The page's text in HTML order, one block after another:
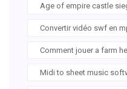
Age of empire castle
Convertir vidéo swf en
Comment jouer a farm
Midi to sheet music